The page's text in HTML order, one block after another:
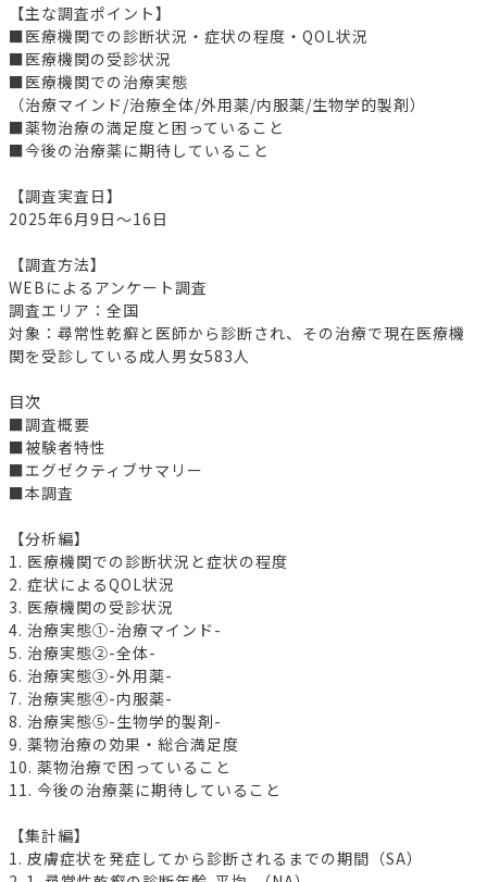
【主な調査ポイント】
■医療機関での診断状況・症状の程度・QOL状況
■医療機関の受診状況
■医療機関での治療実態
（治療マインド/治療全体/外用薬/内服薬/生物学的製剤）
■薬物治療の満足度と困っていること
■今後の治療薬に期待していること
【調査実査日】
2025年6月9日～16日
【調査方法】
WEBによるアンケート調査
調査エリア：全国
対象：尋常性乾癬と医師から診断され、その治療で現在医療機
関を受診している成人男女583人
目次
■調査概要
■被験者特性
■エグゼクティブサマリー
■本調査
【分析編】
1. 医療機関での診断状況と症状の程度
2. 症状によるQOL状況
3. 医療機関の受診状況
4. 治療実態①-治療マインド-
5. 治療実態②-全体-
6. 治療実態③-外用薬-
7. 治療実態④-内服薬-
8. 治療実態⑤-生物学的製剤-
9. 薬物治療の効果・総合満足度
10. 薬物治療で困っていること
11. 今後の治療薬に期待していること
【集計編】
1. 皮膚症状を発症してから診断されるまでの期間（SA）